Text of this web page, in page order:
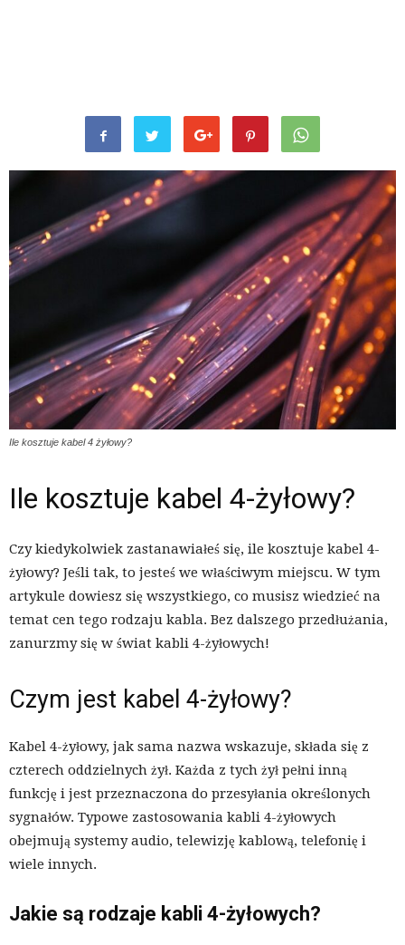
Ile kosztuje kabel 4 żyłowy?
Ile kosztuje kabel 4-żyłowy?
Czy kiedykolwiek zastanawiałeś się, ile kosztuje kabel 4-
żyłowy? Jeśli tak, to jesteś we właściwym miejscu. W tym
artykule dowiesz się wszystkiego, co musisz wiedzieć na
temat cen tego rodzaju kabla. Bez dalszego przedłużania,
zanurzmy się w świat kabli 4-żyłowych!
Czym jest kabel 4-żyłowy?
Kabel 4-żyłowy, jak sama nazwa wskazuje, składa się z
czterech oddzielnych żył. Każda z tych żył pełni inną
funkcję i jest przeznaczona do przesyłania określonych
sygnałów. Typowe zastosowania kabli 4-żyłowych
obejmują systemy audio, telewizję kablową, telefonię i
wiele innych.
Jakie są rodzaje kabli 4-żyłowych?